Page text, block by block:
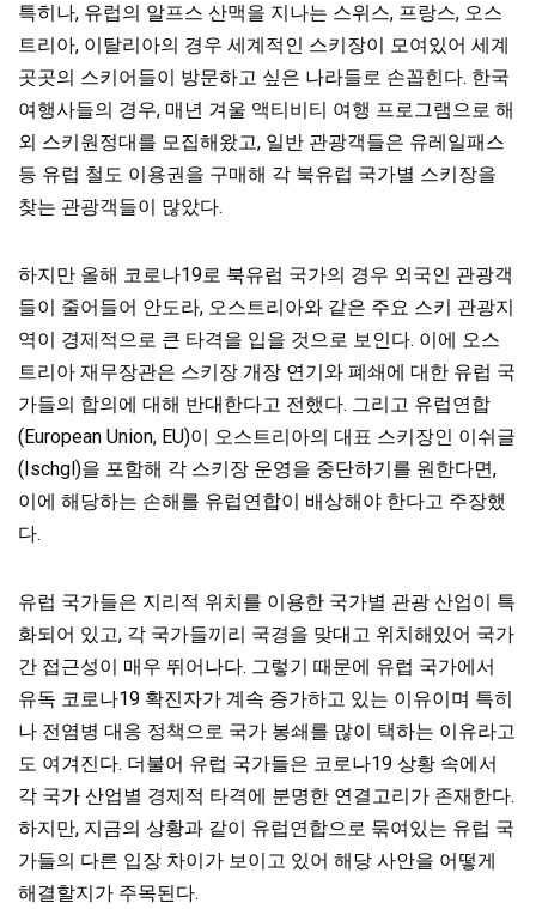
특히나, 유럽의 알프스 산맥을 지나는 스위스, 프랑스, 오스
트리아, 이탈리아의 경우 세계적인 스키장이 모여있어 세계
곳곳의 스키어들이 방문하고 싶은 나라들로 손꼽힌다. 한국
여행사들의 경우, 매년 겨울 액티비티 여행 프로그램으로 해
외 스키원정대를 모집해왔고, 일반 관광객들은 유레일패스
등 유럽 철도 이용권을 구매해 각 북유럽 국가별 스키장을
찾는 관광객들이 많았다.
하지만 올해 코로나19로 북유럽 국가의 경우 외국인 관광객
들이 줄어들어 안도라, 오스트리아와 같은 주요 스키 관광지
역이 경제적으로 큰 타격을 입을 것으로 보인다. 이에 오스
트리아 재무장관은 스키장 개장 연기와 폐쇄에 대한 유럽 국
가들의 합의에 대해 반대한다고 전했다. 그리고 유럽연합
(European Union, EU)이 오스트리아의 대표 스키장인 이쉬글
(Ischgl)을 포함해 각 스키장 운영을 중단하기를 원한다면,
이에 해당하는 손해를 유럽연합이 배상해야 한다고 주장했
다.
유럽 국가들은 지리적 위치를 이용한 국가별 관광 산업이 특
화되어 있고, 각 국가들끼리 국경을 맞대고 위치해있어 국가
간 접근성이 매우 뛰어나다. 그렇기 때문에 유럽 국가에서
유독 코로나19 확진자가 계속 증가하고 있는 이유이며 특히
나 전염병 대응 정책으로 국가 봉쇄를 많이 택하는 이유라고
도 여겨진다. 더불어 유럽 국가들은 코로나19 상황 속에서
각 국가 산업별 경제적 타격에 분명한 연결고리가 존재한다.
하지만, 지금의 상황과 같이 유럽연합으로 묶여있는 유럽 국
가들의 다른 입장 차이가 보이고 있어 해당 사안을 어떻게
해결할지가 주목된다.